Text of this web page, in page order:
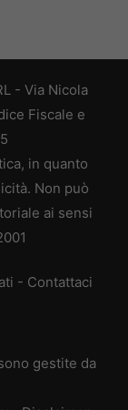
- Via Nicola
Fiscale e
in quanto
Non può
ai sensi
- Contattaci
gestite da